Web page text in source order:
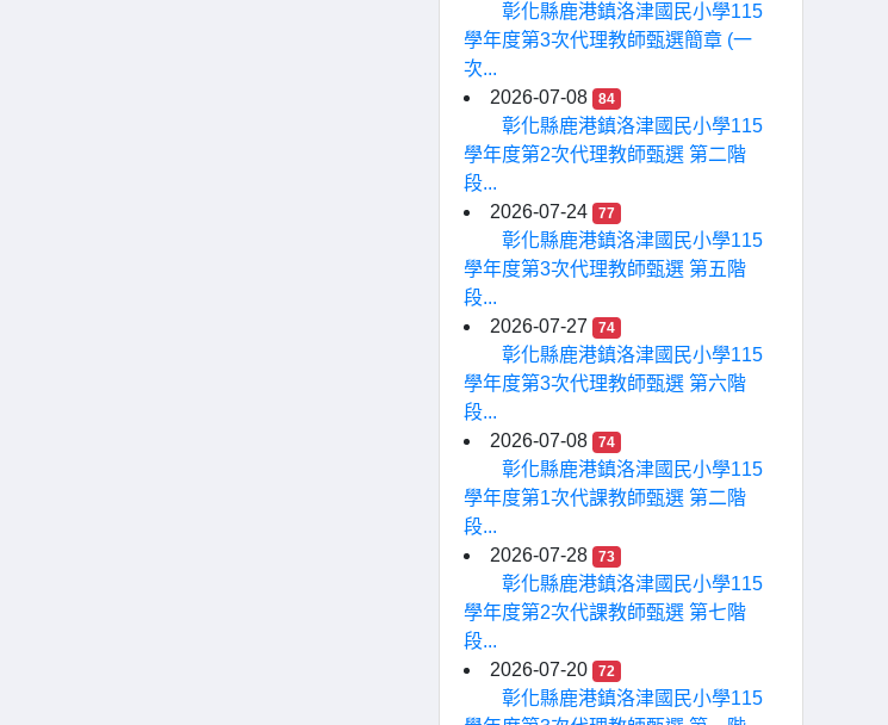
彰化縣鹿港鎮洛津國民小學115
學年度第3次代理教師甄選簡章 (一
次...
2026-07-08
84
彰化縣鹿港鎮洛津國民小學115
學年度第2次代理教師甄選 第二階
段...
2026-07-24
77
彰化縣鹿港鎮洛津國民小學115
學年度第3次代理教師甄選 第五階
段...
2026-07-27
74
彰化縣鹿港鎮洛津國民小學115
學年度第3次代理教師甄選 第六階
段...
2026-07-08
74
彰化縣鹿港鎮洛津國民小學115
學年度第1次代課教師甄選 第二階
段...
2026-07-28
73
彰化縣鹿港鎮洛津國民小學115
學年度第2次代課教師甄選 第七階
段...
2026-07-20
72
彰化縣鹿港鎮洛津國民小學115